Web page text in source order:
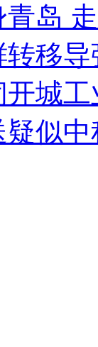
岛
移
城
似